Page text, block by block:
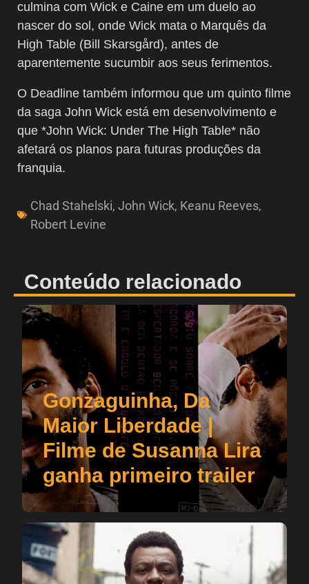
culmina com Wick e Caine em um duelo ao
nascer do sol, onde Wick mata o Marquês da
High Table (Bill Skarsgård), antes de
aparentemente sucumbir aos seus ferimentos.
O Deadline também informou que um quinto filme
da saga John Wick está em desenvolvimento e
que *John Wick: Under The High Table* não
afetará os planos para futuras produções da
franquia.
Chad Stahelski, John Wick, Keanu Reeves,
Robert Levine
Conteúdo relacionado
Gonzaguinha, Da
Maior Liberdade |
Filme de Susanna Lira
ganha primeiro trailer